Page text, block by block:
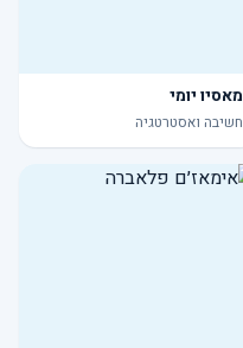
מאסיו יומי
חשיבה ואסטרטגיה